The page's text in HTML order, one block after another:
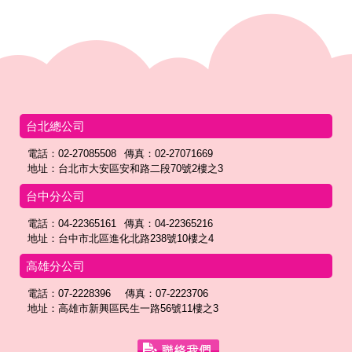
台北總公司
電話：02-27085508
傳真：02-27071669
地址：台北市大安區安和路二段70號2樓之3
台中分公司
電話：04-22365161
傳真：04-22365216
地址：台中市北區進化北路238號10樓之4
高雄分公司
電話：07-2228396
傳真：07-2223706
地址：高雄市新興區民生一路56號11樓之3